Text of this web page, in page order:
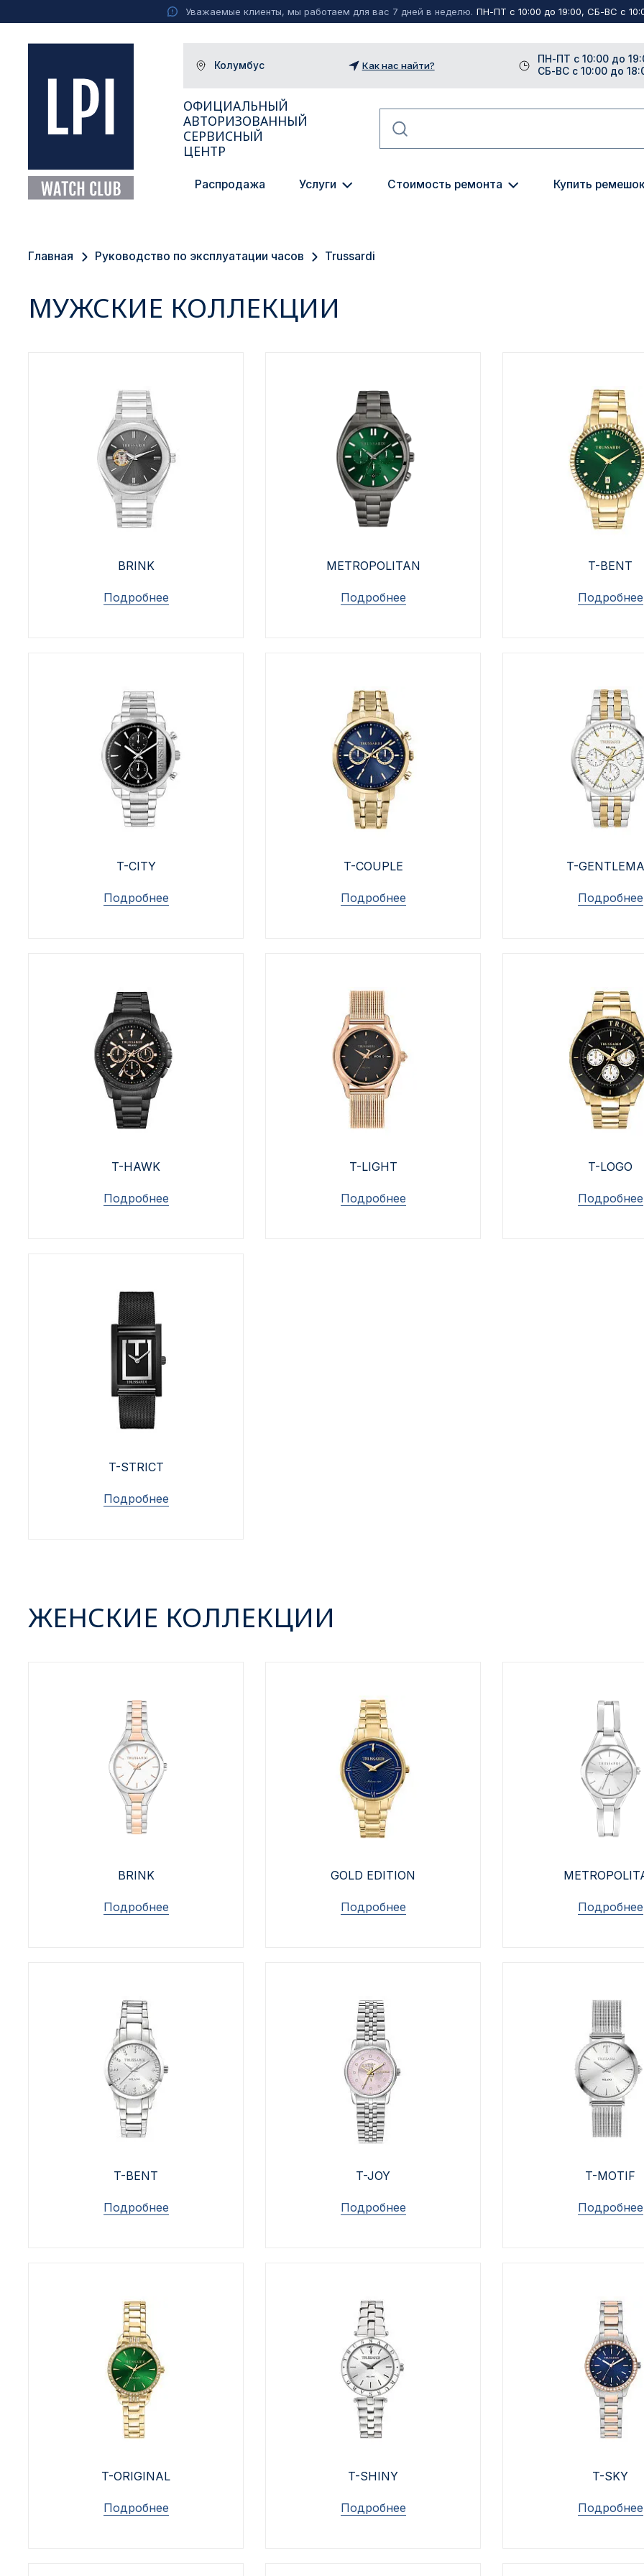
Уважаемые клиенты, мы работаем для вас 7 дней в неделю. ПН-ПТ с 10:00 до 19:00, СБ-ВС с
Колумбус
Санкт-Петербург
Ижевск
Как нас найти?
ПН-ПТ с 10:00 до
СБ-ВС с 10:00 до
ОФИЦИАЛЬНЫЙ
АВТОРИЗОВАННЫЙ
СЕРВИСНЫЙ
ЦЕНТР
Распродажа Услуги Стоимость ремонта Купить
Главная Руководство по эксплуатации часов Trussardi
МУЖСКИЕ КОЛЛЕКЦИИ
BRINK
Подробнее
METROPOLITAN
Подробнее
T-BENT
Подробнее
T-CITY
Подробнее
T-COUPLE
Подробнее
T-
Подробнее
T-HAWK
Подробнее
T-LIGHT
Подробнее
T-LOGO
Подробнее
T-STRICT
Подробнее
ЖЕНСКИЕ КОЛЛЕКЦИИ
BRINK
Подробнее
GOLD EDITION
Подробнее Подробнее
T-BENT
Подробнее
T-JOY
Подробнее
T-MOTIF
Подробнее
T-ORIGINAL
Подробнее
T-SHINY
Подробнее
T-SKY
Подробнее